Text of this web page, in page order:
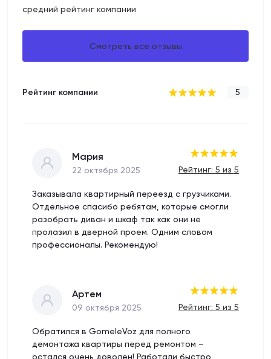
средний рейтинг компании
Смотреть все отзывы
Рейтинг компании 5
Мария
22 октября 2025 Рейтинг: 5 из 5
Заказывала квартирный переезд с грузчиками.
Отдельное спасибо ребятам, которые смогли
разобрать диван и шкаф так как они не
пролазил в дверной проем. Одним словом
профессионалы. Рекомендую!
Артем
09 октября 2025 Рейтинг: 5 из 5
Обратился в GomeleVoz для полного
демонтажа квартиры перед ремонтом –
остался очень доволен! Работали быстро,